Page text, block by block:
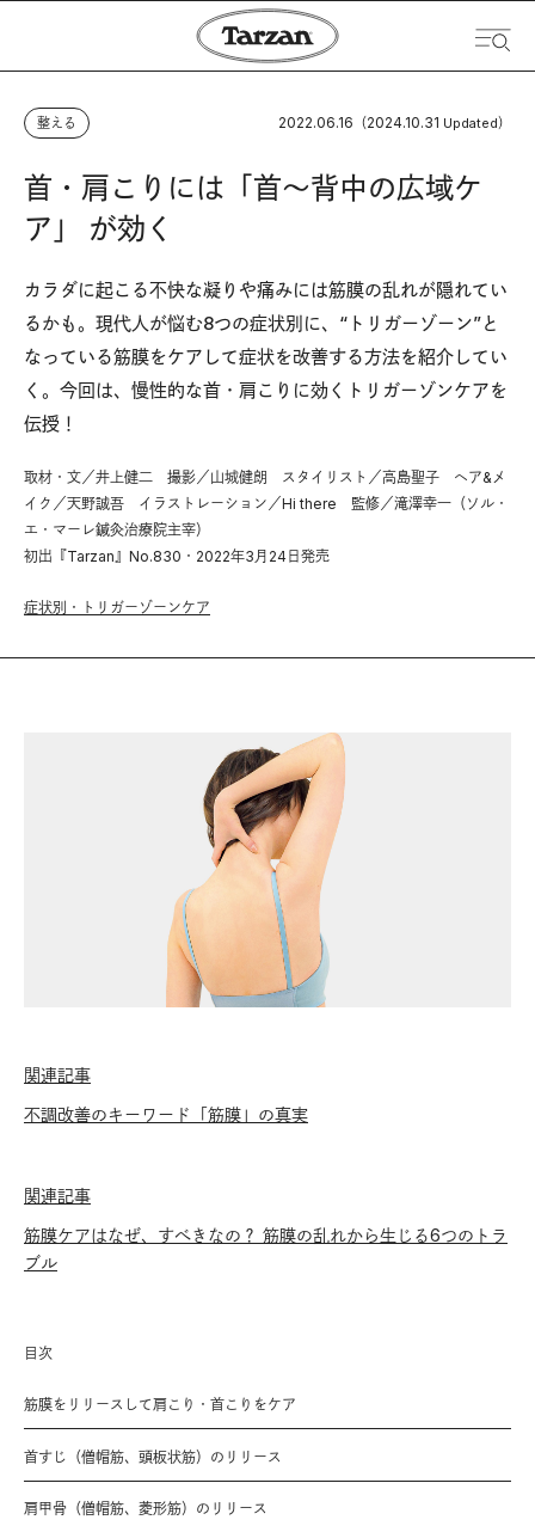
整える 2022.06.16 （2024.10.31 Updated）
首・肩こりには「首〜背中の広域ケ
ア」 が効く
カラダに起こる不快な凝りや痛みには筋膜の乱れが隠れてい
るかも。現代人が悩む8つの症状別に、“トリガーゾーン”と
なっている筋膜をケアして症状を改善する方法を紹介してい
く。今回は、慢性的な首・肩こりに効くトリガーゾンケアを
伝授！
取材・文／井上健二 撮影／山城健朗 スタイリスト／高島聖子 ヘア&メ
イク／天野誠吾 イラストレーション／Hi there 監修／滝澤幸一（ソル・
エ・マーレ鍼灸治療院主宰）
初出『Tarzan』No.830・2022年3月24日発売
症状別・トリガーゾーンケア
関連記事
不調改善のキーワード「筋膜」の真実
関連記事
筋膜ケアはなぜ、すべきなの？ 筋膜の乱れから生じる6つのトラ
ブル
目次
筋膜をリリースして肩こり・首こりをケア
首すじ（僧帽筋、頭板状筋）のリリース
肩甲骨（僧帽筋、菱形筋）のリリース